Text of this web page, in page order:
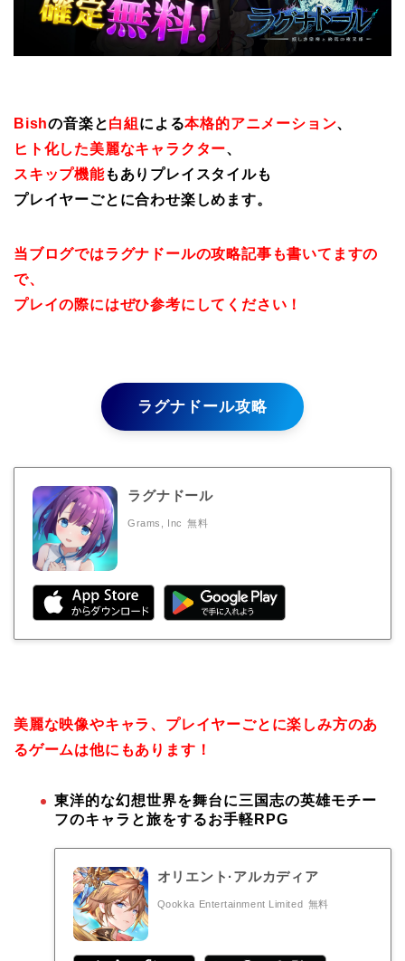
Bishの音楽と白組 による本格的アニメーション、
ヒト化した美麗なキャラクター、
スキップ機能もありプレイスタイルも
プレイヤーごとに合わせ楽しめます。
当ブログではラグナドールの攻略記事も書いてますの
で、
プレイの際にはぜひ参考にしてください！
ラグナドール攻略
ラグナドール
Grams, Inc 無料
美麗な映像やキャラ、プレイヤーごとに楽しみ方のあ
るゲームは他にもあります！
東洋的な幻想世界を舞台に三国志の英雄モチー
フのキャラと旅をするお手軽RPG
オリエント·アルカディア
Qookka Entertainment Limited 無料